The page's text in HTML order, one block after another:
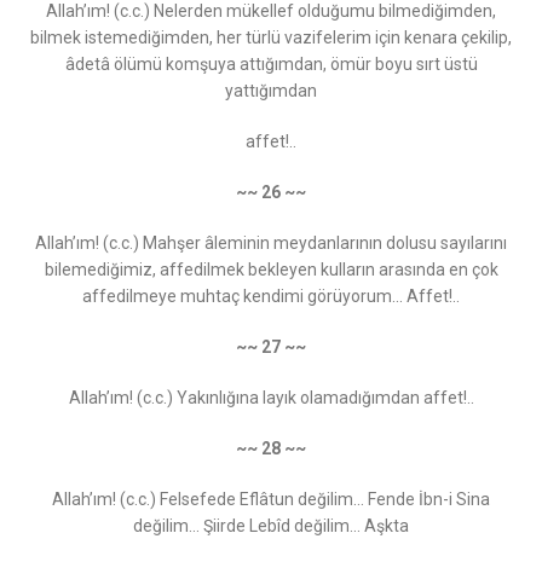
Allah’ım! (c.c.) Nelerden mükellef olduğumu bilmediğimden,
bilmek istemediğimden, her türlü vazifelerim için kenara çekilip,
âdetâ ölümü komşuya attığımdan, ömür boyu sırt üstü
yattığımdan
affet!..
~~ 26 ~~
Allah’ım! (c.c.) Mahşer âleminin meydanlarının dolusu sayılarını
bilemediğimiz, affedilmek bekleyen kulların arasında en çok
affedilmeye muhtaç kendimi görüyorum... Affet!..
~~ 27 ~~
Allah’ım! (c.c.) Yakınlığına layık olamadığımdan affet!..
~~ 28 ~~
Allah’ım! (c.c.) Felsefede Eflâtun değilim… Fende İbn-i Sina
değilim… Şiirde Lebîd değilim… Aşkta